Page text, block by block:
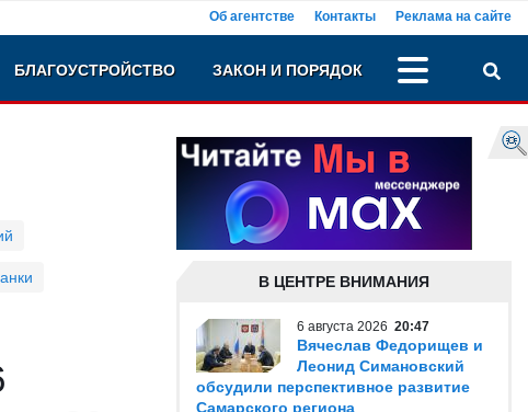
Об агентстве Контакты Реклама на сайте
БЛАГОУСТРОЙСТВО ЗАКОН И ПОРЯДОК
В ЦЕНТРЕ ВНИМАНИЯ
6 августа 2026 20:47
Вячеслав Федорищев и
Леонид Симановский
обсудили перспективное развитие
Самарского региона